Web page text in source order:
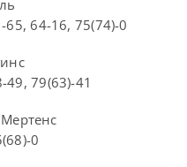
65, 64-16, 75(74)-0
49, 79(63)-41
0